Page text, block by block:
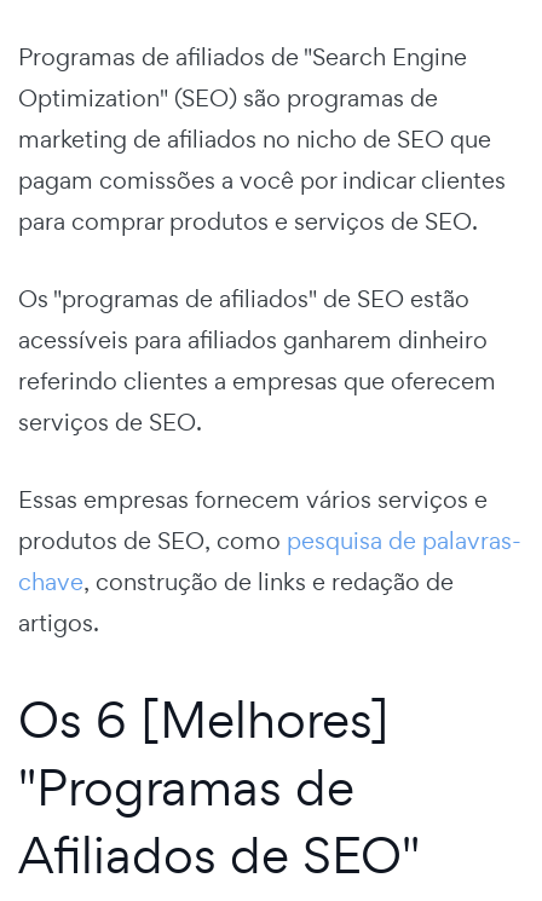
Programas de afiliados de "Search Engine
Optimization" (SEO) são programas de
marketing de afiliados no nicho de SEO que
pagam comissões a você por indicar clientes
para comprar produtos e serviços de SEO.
Os "programas de afiliados" de SEO estão
acessíveis para afiliados ganharem dinheiro
referindo clientes a empresas que oferecem
serviços de SEO.
Essas empresas fornecem vários serviços e
produtos de SEO, como pesquisa de palavras-
chave, construção de links e redação de
artigos.
Os 6 [Melhores]
"Programas de
Afiliados de SEO"